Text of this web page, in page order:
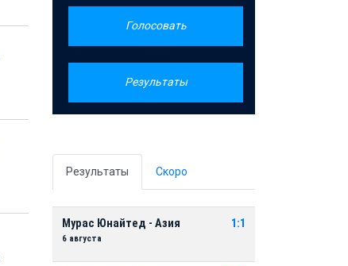
Голосовать
Результаты
Результаты Скоро
Мурас Юнайтед - Азия
6 августа
1:1